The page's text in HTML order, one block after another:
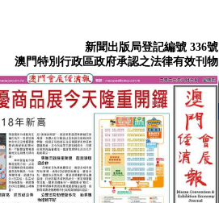
新聞出版局登記編號 336號
澳門特別行政區政府承認之法律有效刊物